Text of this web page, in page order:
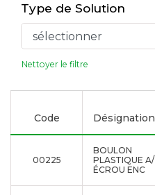
Type de Solution
Nettoyer le filtre
Code Désignation
00225
BOULON
PLASTIQUE A/
ÉCROU ENC